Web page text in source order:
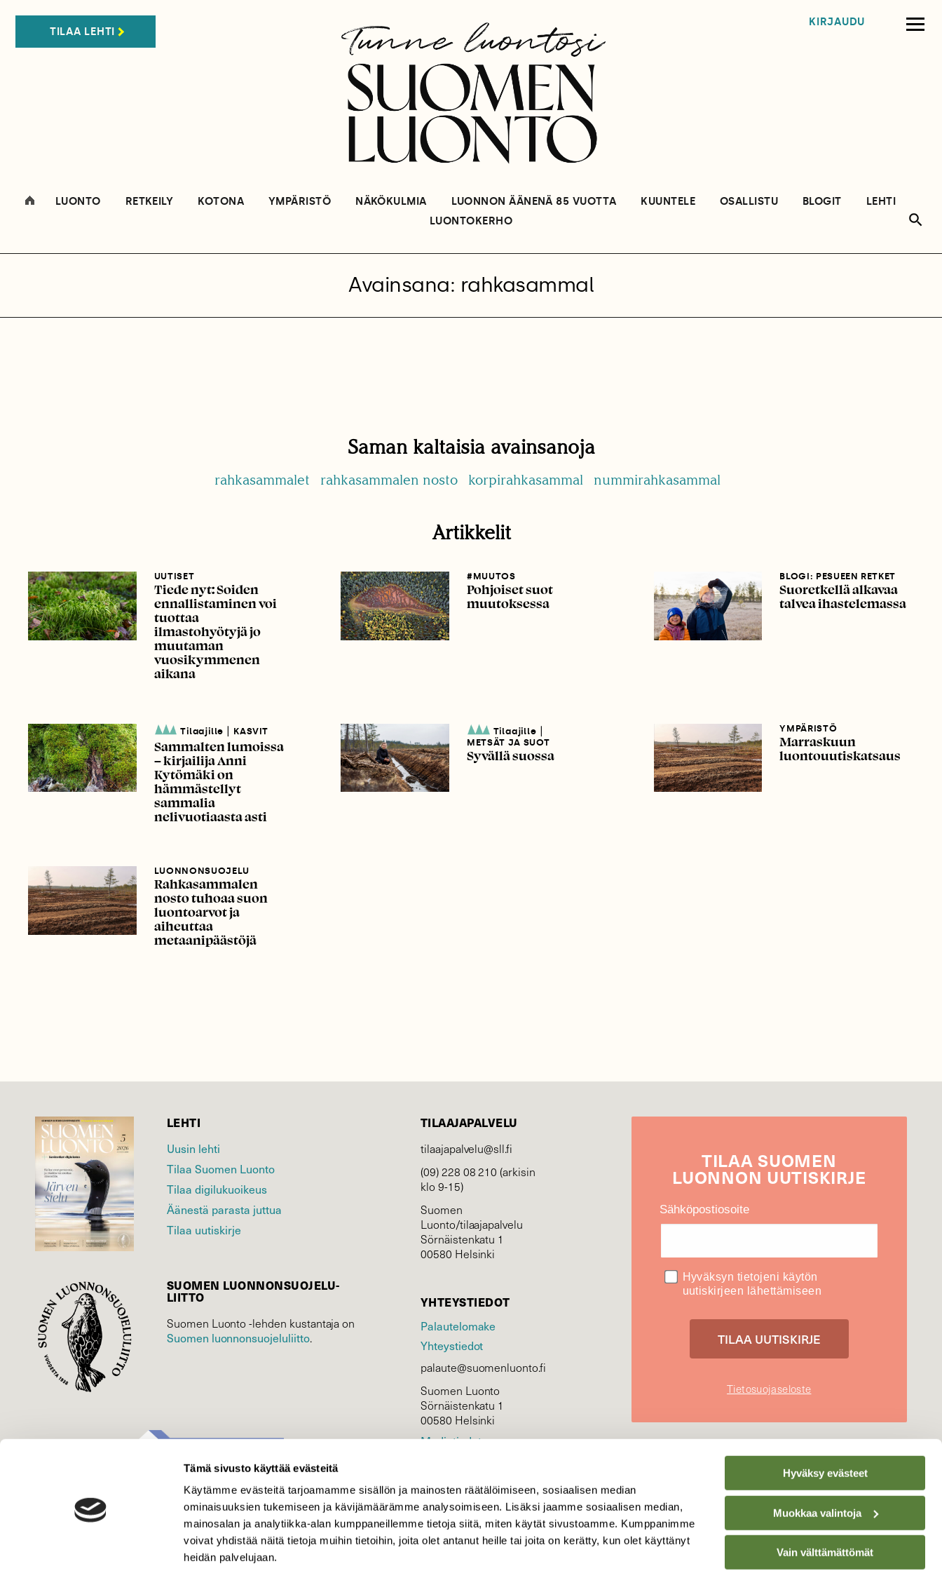
Tämä sivusto käyttää evästeitä
Käytämme evästeitä tarjoamamme sisällön ja mainosten räätälöimiseen, sosiaalisen median
ominaisuuksien tukemiseen ja kävijämäärämme analysoimiseen. Lisäksi jaamme sosiaalisen median,
mainosalan ja analytiikka-alan kumppaneillemme tietoja siitä, miten käytät sivustoamme. Kumppanimme
voivat yhdistää näitä tietoja muihin tietoihin, joita olet antanut heille tai joita on kerätty, kun olet käyttänyt
heidän palvelujaan.
Hyväksy evästeet
Muokkaa valintoja
Vain välttämättömät
TILAA LEHTI
KIRJAUDU
LUONTO RETKEILY KOTONA YMPÄRISTÖ NÄKÖKULMIA LUONNON ÄÄNENÄ 85 VUOTTA KUUNTELE OSALLISTU BLOGIT
LEHTI
LUONTOKERHO
Avainsana: rahkasammal
Saman kaltaisia avainsanoja
rahkasammalet rahkasammalen nosto korpirahkasammal nummirahkasammal
Artikkelit
UUTISET
Tiede nyt: Soiden
ennallistaminen voi
tuottaa
ilmastohyötyjä jo
muutaman
vuosikymmenen
aikana
#MUUTOS
Pohjoiset suot
muutoksessa
BLOGI: PESUEEN RETKET
Suoretkellä alkavaa
talvea ihastelemassa
Tilaajille | KASVIT
Sammalten lumoissa
– kirjailija Anni
Kytömäki on
hämmästellyt
sammalia
nelivuotiaasta asti
Tilaajille |
METSÄT JA SUOT
Syvällä suossa
YMPÄRISTÖ
Marraskuun
luontouutiskatsaus
LUONNONSUOJELU
Rahkasammalen
nosto tuhoaa suon
luontoarvot ja
aiheuttaa
metaanipäästöjä
LEHTI
Uusin lehti
Tilaa Suomen Luonto
Tilaa digilukuoikeus
Äänestä parasta juttua
Tilaa uutiskirje
SUOMEN LUONNON­SUOJELU­
LIITTO
Suomen Luonto -lehden kustantaja on
Suomen luonnonsuojelu­liitto.
TILAAJAPALVELU
tilaajapalvelu@sll.fi
(09) 228 08 210 (arkisin
klo 9-15)
Suomen
Luonto/tilaajapalvelu
Sörnäistenkatu 1
00580 Helsinki
YHTEYSTIEDOT
Palautelomake
Yhteystiedot
palaute@suomenluonto.fi
Suomen Luonto
Sörnäistenkatu 1
00580 Helsinki
Mediatiedot
KIRJAUDU
TILAASUOMEN
LUONNON UUTIS­KIRJE
Sähköpostiosoite
Hyväksyn tietojeni käytön
uutiskirjeen lähettämiseen
Tietosuojaseloste